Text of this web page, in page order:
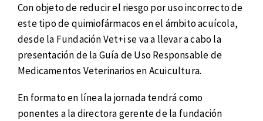
Con objeto de reducir el riesgo por uso incorrecto de
este tipo de quimiofármacos en el ámbito acuícola,
desde la Fundación Vet+i se va a llevar a cabo la
presentación de la Guía de Uso Responsable de
Medicamentos Veterinarios en Acuicultura.
En formato en línea la jornada tendrá como
ponentes a la directora gerente de la fundación